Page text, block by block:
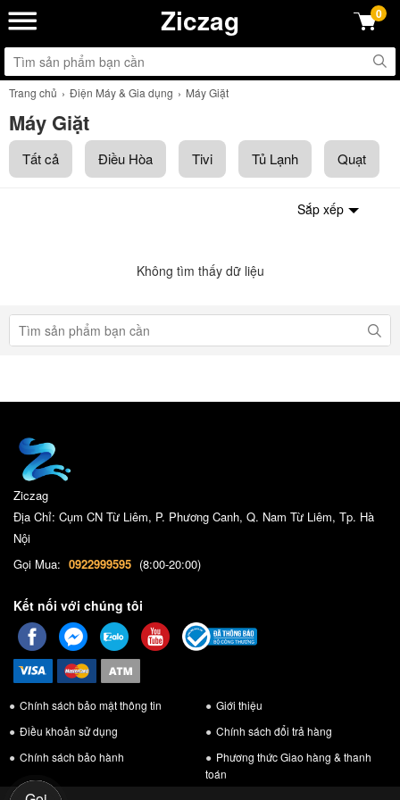
Ziczag 0
Trang chủ Điện Máy & Gia dụng Máy Giặt
Máy Giặt
Tất cả Điều Hòa Tivi Tủ Lạnh Quạt
Sắp xếp
Không tìm thấy dữ liệu
Ziczag
Địa Chỉ: Cụm CN Từ Liêm, P. Phương Canh, Q. Nam Từ Liêm, Tp. Hà
Nội
Gọi Mua: 0922999595 (8:00-20:00)
Kết nối với chúng tôi
Chính sách bảo mật thông tin
Giới thiệu
Điều khoản sử dụng
Chính sách đổi trả hàng
Chính sách bảo hành
Phương thức Giao hàng & thanh
toán